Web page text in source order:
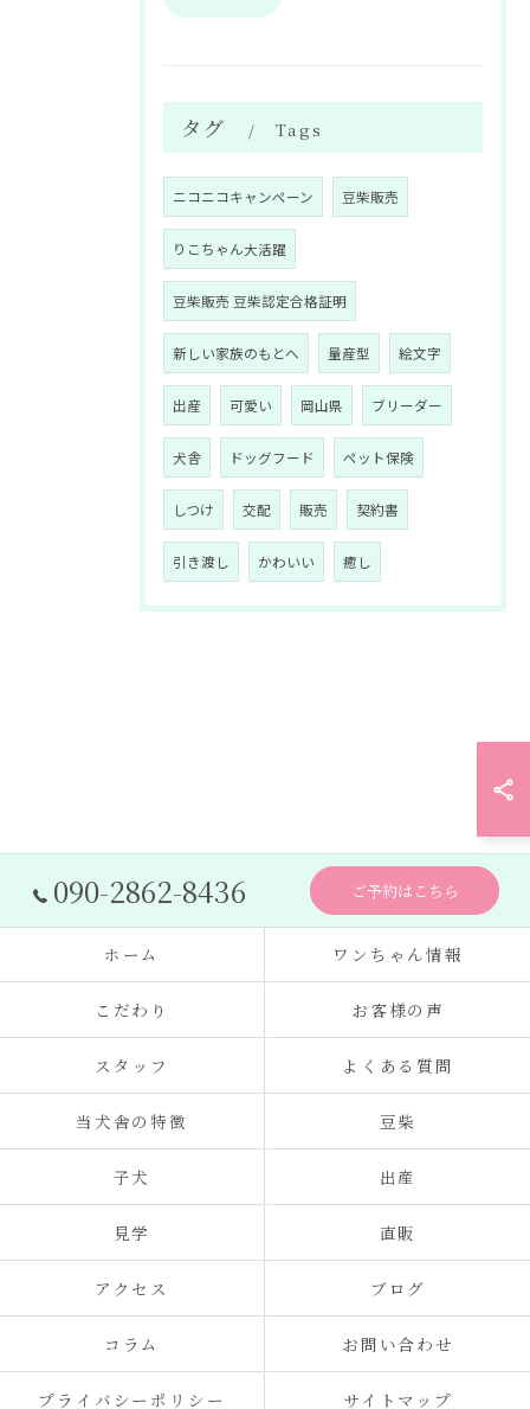
タグ Tags
ニコニコキャンペーン 豆柴販売
りこちゃん大活躍
豆柴販売 豆柴認定合格証明
新しい家族のもとへ 量産型 絵文字
出産 可愛い 岡山県 ブリーダー
犬舎 ドッグフード ペット保険
しつけ 交配 販売 契約書
引き渡し かわいい 癒し
090-2862-8436 ご予約はこちら
ホーム ワンちゃん情報
こだわり お客様の声
スタッフ よくある質問
当犬舎の特徴 豆柴
子犬 出産
見学 直販
アクセス ブログ
コラム お問い合わせ
プライバシーポリシー サイトマップ